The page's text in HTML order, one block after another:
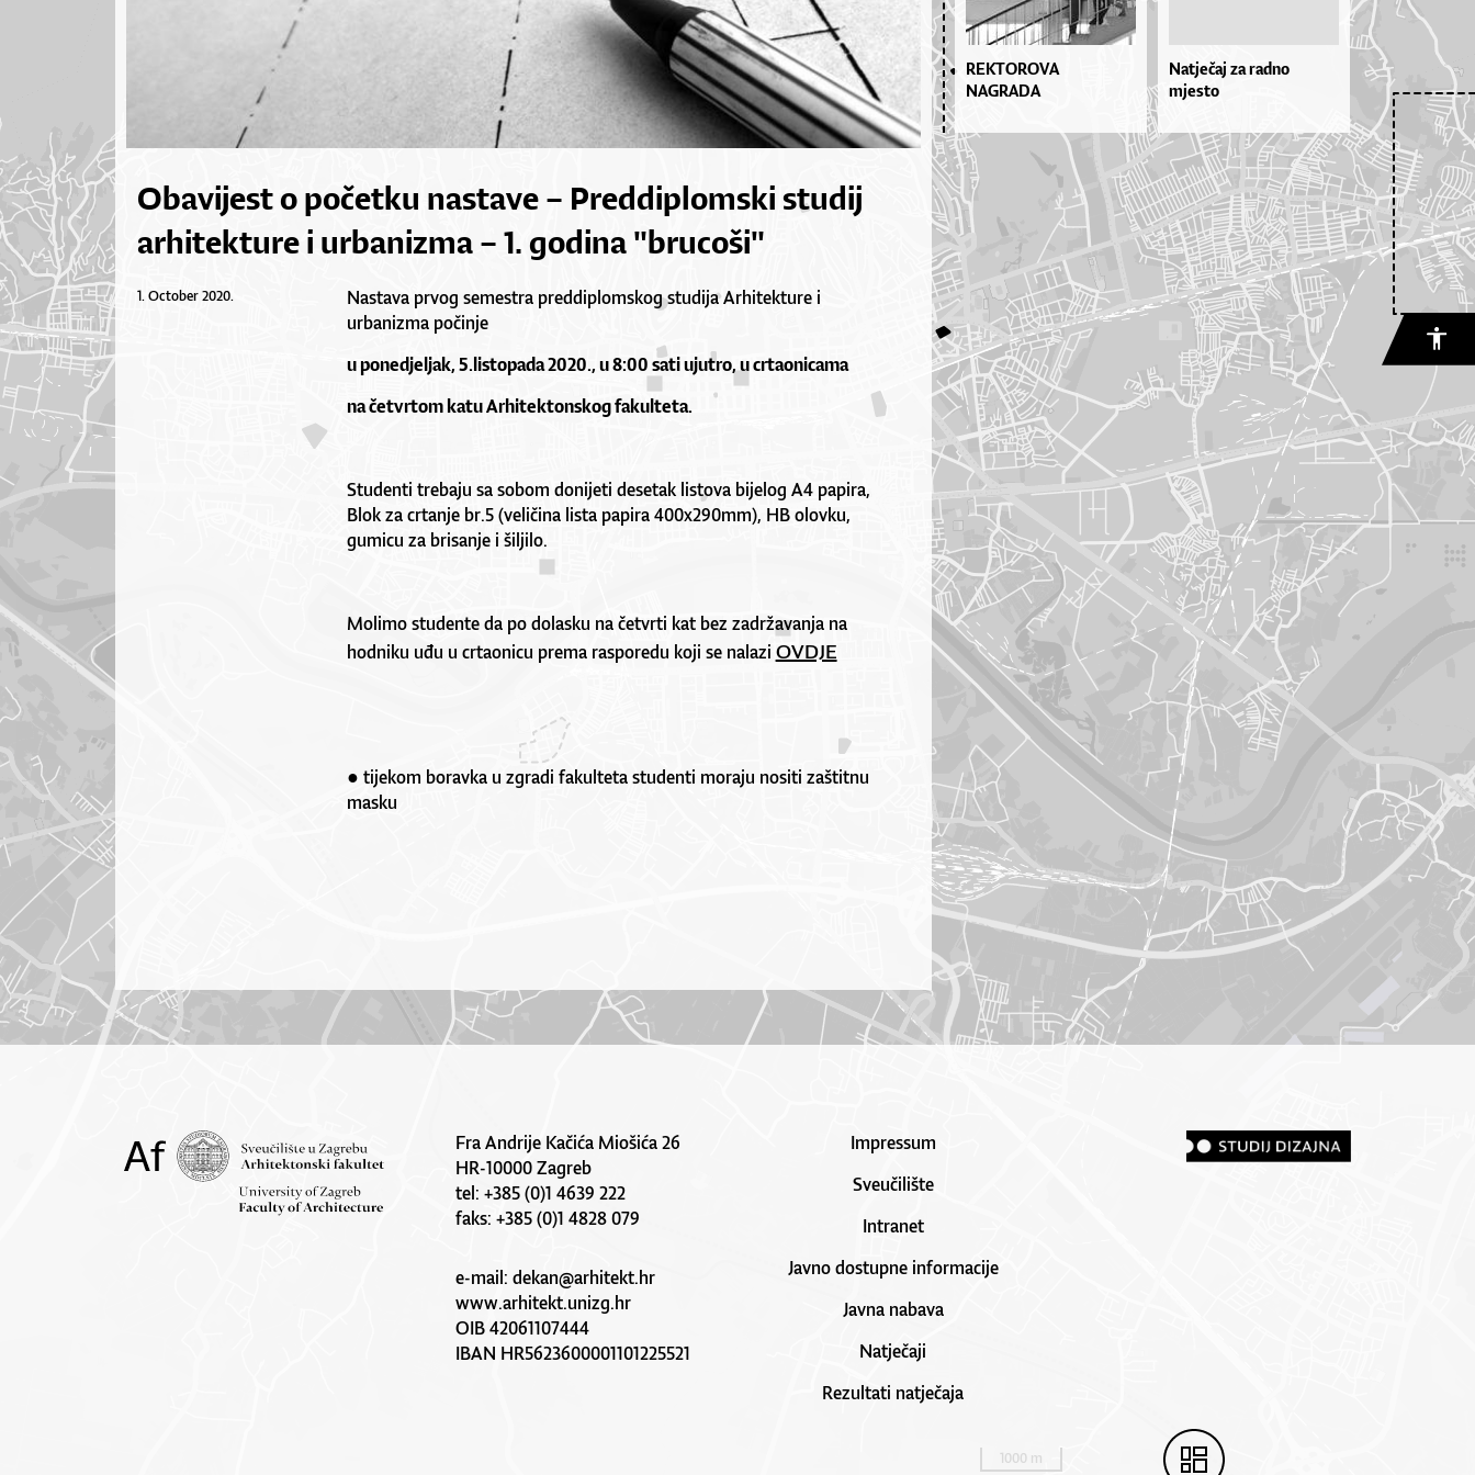
Obavijest o početku nastave – Preddiplomski studij
arhitekture i urbanizma – 1. godina "brucoši"
1. October 2020.
Nastava prvog semestra preddiplomskog studija Arhitekture i
urbanizma počinje
u ponedjeljak, 5.listopada 2020., u 8:00 sati ujutro, u crtaonicama
na četvrtom katu Arhitektonskog fakulteta.
Studenti trebaju sa sobom donijeti desetak listova bijelog A4 papira,
Blok za crtanje br.5 (veličina lista papira 400x290mm), HB olovku,
gumicu za brisanje i šiljilo.
Molimo studente da po dolasku na četvrti kat bez zadržavanja na
hodniku uđu u crtaonicu prema rasporedu koji se nalazi OVDJE
● tijekom boravka u zgradi fakulteta studenti moraju nositi zaštitnu
masku
REKTOROVA
NAGRADA
Natječaj za radno
mjesto
Fra Andrije Kačića Miošića 26
HR-10000 Zagreb
tel: +385 (0)1 4639 222
faks: +385 (0)1 4828 079
e-mail:dekan@arhitekt.hr
www.arhitekt.unizg.hr
OIB 42061107444
IBAN HR5623600001101225521
Impressum
Sveučilište
Intranet
Javno dostupne informacije
Javna nabava
Natječaji
Rezultati natječaja
1000 m